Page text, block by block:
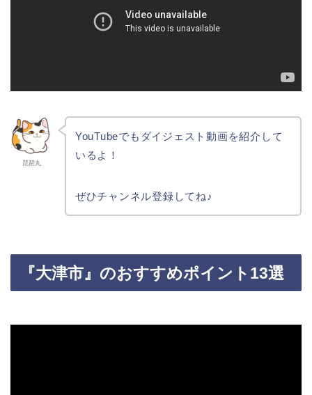
琵琶丸
YouTubeでもダイジェスト動画を紹介して
いるよ！
ぜひチャンネル登録してね♪
『大津市』のおすすめポイント13選